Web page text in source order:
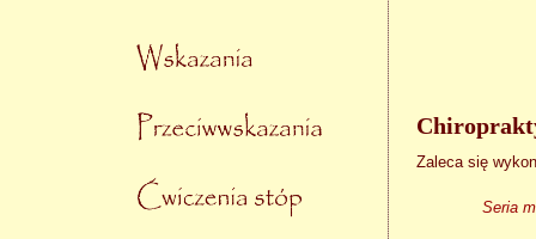
Zaleca się
Seria